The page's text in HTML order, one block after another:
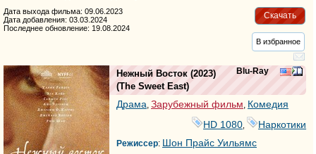
Скачать
Дата выхода фильма: 09.06.2023
Дата добавления: 03.03.2024
Последнее обновление: 19.08.2024
В избранное
Blu-Ray
Нежный Восток (2023)
(The Sweet East)
Драма Зарубежный фильм Комедия
HD 1080
Наркотики
Режиссер: Шон Прайс Уильямс